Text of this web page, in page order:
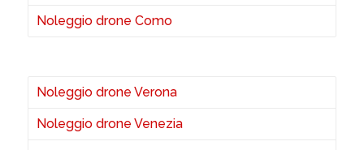
Noleggio drone Como
Noleggio drone Verona
Noleggio drone Venezia